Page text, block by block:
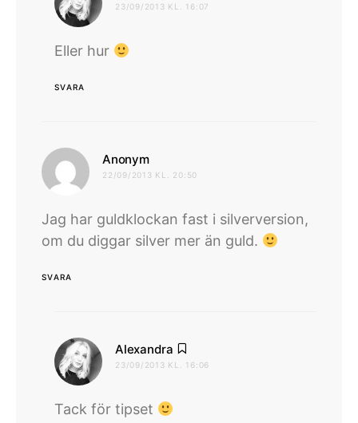
23/09/2013 KL. 16:07
Eller hur
SVARA
Anonymskriver:
22/09/2013 KL. 20:50
Jag har guldklockan fast i silverversion,
om du diggar silver mer än guld.
SVARA
Alexandra
23/09/2013 KL. 16:06
Tack för tipset